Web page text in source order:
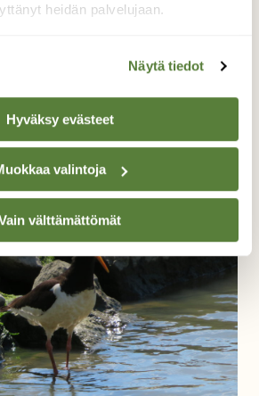
heidän palvelujaan.
Näytä tiedot
Hyväksy evästeet
valintoja
välttämättömät
Merimetso
Ruissalo, Turku 18.6.2019